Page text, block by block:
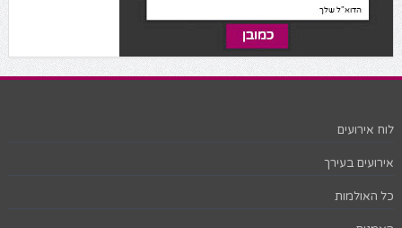
לוח אירועים
אירועים בעירך
כל האולמות